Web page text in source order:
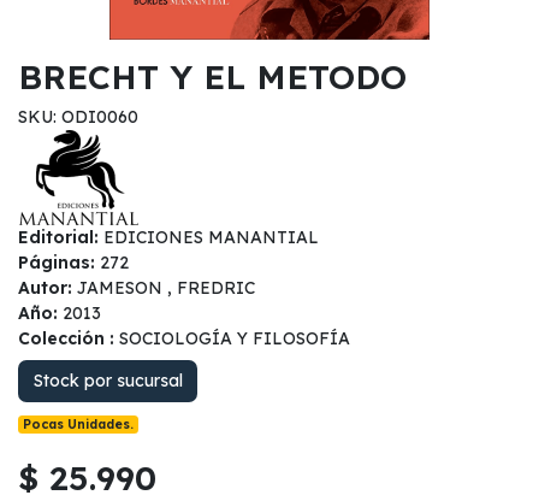
BRECHT Y EL METODO
SKU: ODI0060
Editorial: EDICIONES MANANTIAL
Páginas: 272
Autor: JAMESON , FREDRIC
Año: 2013
Colección : SOCIOLOGÍA Y FILOSOFÍA
Stock por sucursal
Pocas Unidades.
$ 25.990